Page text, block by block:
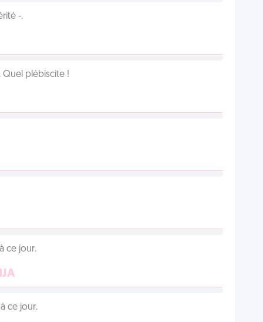
-.
Quel plébiscite !
ce jour.
ce jour.